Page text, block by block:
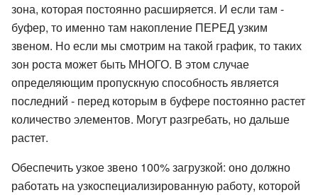
зона, которая постоянно расширяется. И если там -
буфер, то именно там накопление ПЕРЕД узким
звеном. Но если мы смотрим на такой график, то таких
зон роста может быть МНОГО. В этом случае
определяющим пропускную способность является
последний - перед которым в буфере постоянно растет
количество элементов. Могут разгребать, но дальше
растет.
Обеспечить узкое звено 100% загрузкой: оно должно
работать на узкоспециализированную работу, которой